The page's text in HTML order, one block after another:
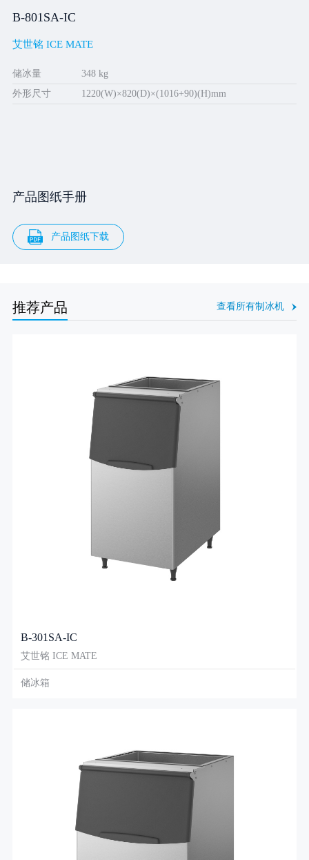
B-801SA-IC
艾世铭 ICE MATE
储冰量
348 kg
外形尺寸
1220(W)×820(D)×(1016+90)(H)mm
产品图纸手册
产品图纸下载
推荐产品 查看所有制冰机
B-301SA-IC
艾世铭 ICE MATE
储冰箱